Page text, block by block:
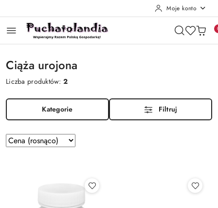
Moje konto
Ciąża urojona
Liczba produktów:2
Kategorie Filtruj
Zastosowano
sortowanie:
Sortuj
według